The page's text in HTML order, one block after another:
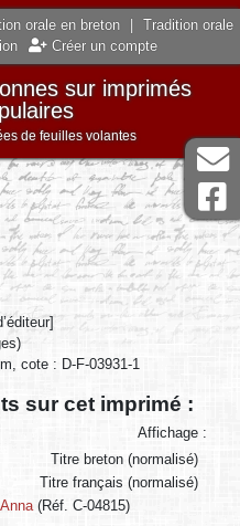
orale en breton
Tradition orale
Créer un compte
sur imprimés
de feuilles volantes
cote : D-F-03931-1
sur cet imprimé :
Affichage :
Titre breton (normalisé)
Titre français (normalisé)
(Réf. C-04815)